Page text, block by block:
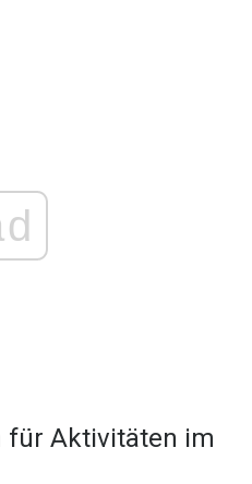
für Aktivitäten im